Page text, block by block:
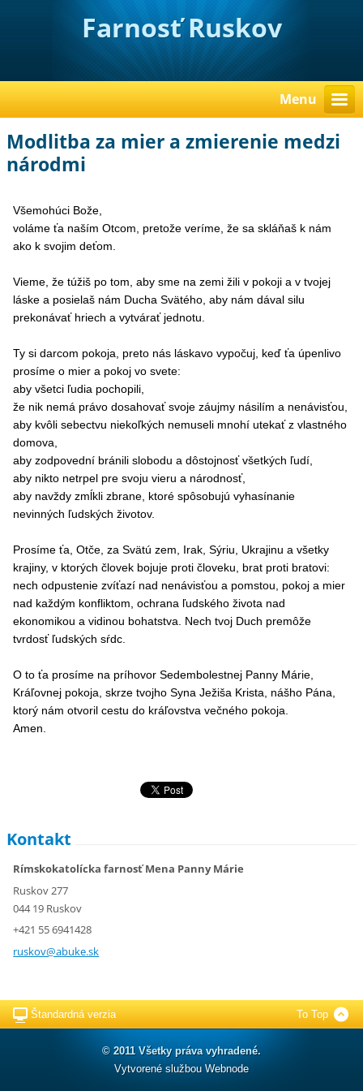
Farnosť Ruskov
Menu
Modlitba za mier a zmierenie medzi
národmi
Všemohúci Bože,
voláme ťa naším Otcom, pretože veríme, že sa skláňaš k nám
ako k svojim deťom.
Vieme, že túžiš po tom, aby sme na zemi žili v pokoji a v tvojej
láskea posielaš nám Ducha Svätého,aby nám dával silu
prekonávať hriech a vytvárať jednotu.
Ty si darcom pokoja, preto nás láskavo vypočuj, keď ťa úpenlivo
prosíme o mier a pokoj vo svete:
aby všetci ľudia pochopili,
že nik nemá právo dosahovať svoje záujmy násilím a nenávisťou,
aby kvôli sebectvu niekoľkých nemuseli mnohí utekať z vlastného
domova,
aby zodpovední bránili slobodu a dôstojnosť všetkých ľudí,
aby nikto netrpel pre svoju vieru a národnosť,
aby navždy zmĺkli zbrane, ktoré spôsobujú vyhasínanie
nevinných ľudských životov.
Prosíme ťa, Otče, za Svätú zem, Irak, Sýriu, Ukrajinu a všetky
krajiny,v ktorých človek bojuje proti človeku, brat proti bratovi:
nech odpustenie zvíťazí nad nenávisťou a pomstou, pokoj a mier
nad každým konfliktom,ochrana ľudského života nad
ekonomikou a vidinou bohatstva. Nech tvoj Duch premôže
tvrdosť ľudských sŕdc.
O to ťa prosíme na príhovor Sedembolestnej Panny Márie,
Kráľovnej pokoja,skrze tvojho Syna Ježiša Krista, nášho Pána,
ktorý nám otvoril cestu do kráľovstva večného pokoja.
Amen.
Kontakt
Rímskokatolícka farnosť Mena Panny Márie
Ruskov 277
044 19 Ruskov
+421 55 6941428
ruskov@abuke.sk
Štandardná verzia To Top
© 2011 Všetky práva vyhradené.
Vytvorené službou Webnode